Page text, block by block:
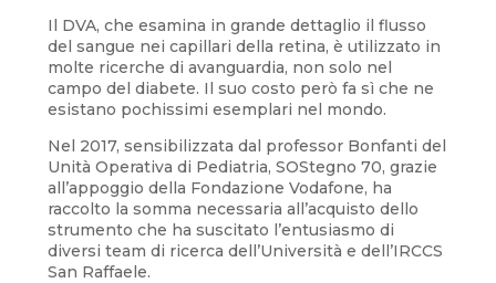
Il DVA, che esamina in grande dettaglio il flusso
del sangue nei capillari della retina, è utilizzato in
molte ricerche di avanguardia, non solo nel
campo del diabete. Il suo costo però fa sì che ne
esistano pochissimi esemplari nel mondo.
Nel 2017, sensibilizzata dal professor Bonfanti del
Unità Operativa di Pediatria, SOStegno 70, grazie
all’appoggio della Fondazione Vodafone, ha
raccolto la somma necessaria all’acquisto dello
strumento che ha suscitato l’entusiasmo di
diversi team di ricerca dell’Università e dell’IRCCS
San Raffaele.